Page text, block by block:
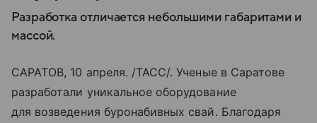
Разработка отличается небольшими габаритами и
массой.
САРАТОВ, 10 апреля. /ТАСС/. Ученые в Саратове
разработали уникальное оборудование
для возведения буронабивных свай. Благодаря